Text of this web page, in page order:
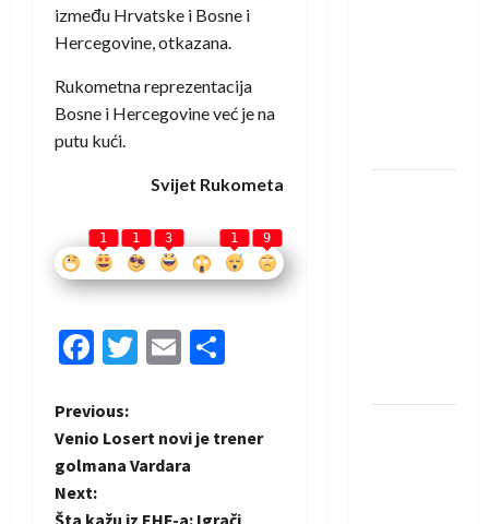
između Hrvatske i Bosne i
Hercegovine, otkazana.
Rukometna reprezentacija
Bosne i Hercegovine već je na
putu kući.
Svijet Rukometa
1 1 3 1 9
Facebook
Twitter
Email
P
o
s
Previous:
Venio Losert novi je trener
golmana Vardara
Next: